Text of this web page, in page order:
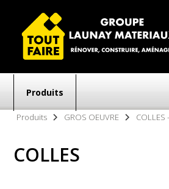
Aller
Produits
Produits GROS OEUVRE COLLES
COLLES